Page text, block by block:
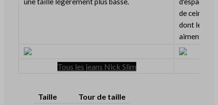
de ceinture
dont le
aiment
Tous les jeans Nick Slim
Taille
Tour de taille